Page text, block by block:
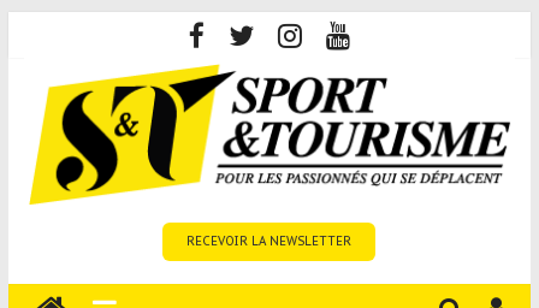
content
Tourisme
RECEVOIR LA NEWSLETTER